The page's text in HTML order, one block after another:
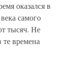
оказался в
самого
тысяч. Не
времена